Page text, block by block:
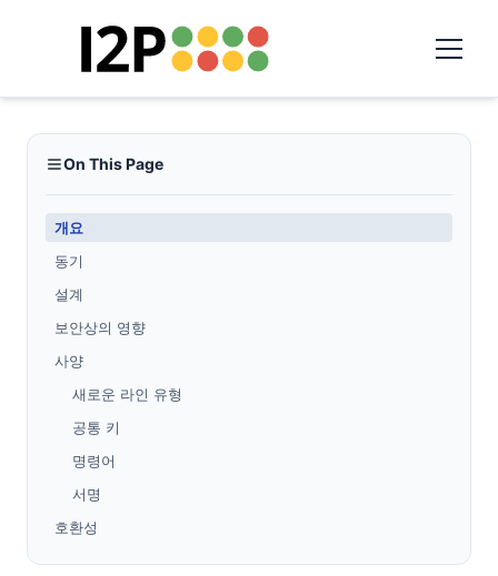
On This Page
개요
동기
설계
보안상의 영향
사양
새로운 라인 유형
공통 키
명령어
서명
호환성